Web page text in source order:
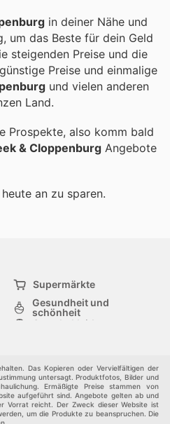
in deiner Nähe und
um das Beste für dein Geld
steigenden Preise und die
Preise und einmalige
und vielen anderen
Land.
Prospekte, also komm bald
& Cloppenburg Angebote
an zu sparen.
Supermärkte
Gesundheit und
schönheit
Sportbekleidung
Das Kopieren oder Vervielfältigen der
untersagt. Produktfotos, Bilder und
Ermäßigte Preise stammen von
aufgeführt sind. Angebote gelten ab und
Vorrat reicht. Der Zweck dieser Website ist
um die Produkte zu beanspruchen. Die